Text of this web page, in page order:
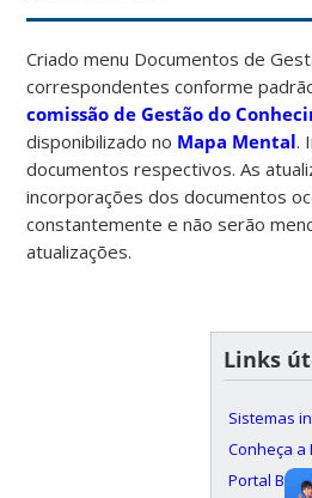
Criado menu Documentos de
correspondentes conforme
comissão de Gestão do
disponibilizado no Mapa Mental.
documentos respectivos. As
incorporações dos documentos
constantemente e não serão
atualizações.
Links
Sistemas
Conheça a
Portal BU/